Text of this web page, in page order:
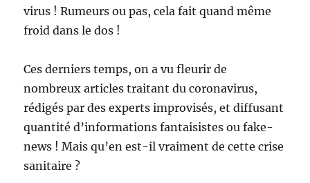
virus ! Rumeurs ou pas, cela fait quand même
froid dans le dos !
Ces derniers temps, on a vu fleurir de
nombreux articles traitant du coronavirus,
rédigés par des experts improvisés, et diffusant
quantité d’informations fantaisistes ou fake-
news ! Mais qu’en est-il vraiment de cette crise
sanitaire ?